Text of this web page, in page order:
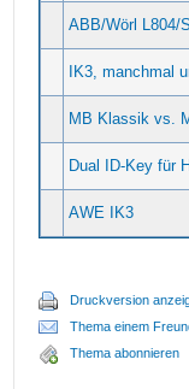
ABB/Wörl L804/
IK3, manchmal
MB Klassik vs.
Dual ID-Key für
AWE IK3
Druckversion
Thema einem
Thema abonnieren